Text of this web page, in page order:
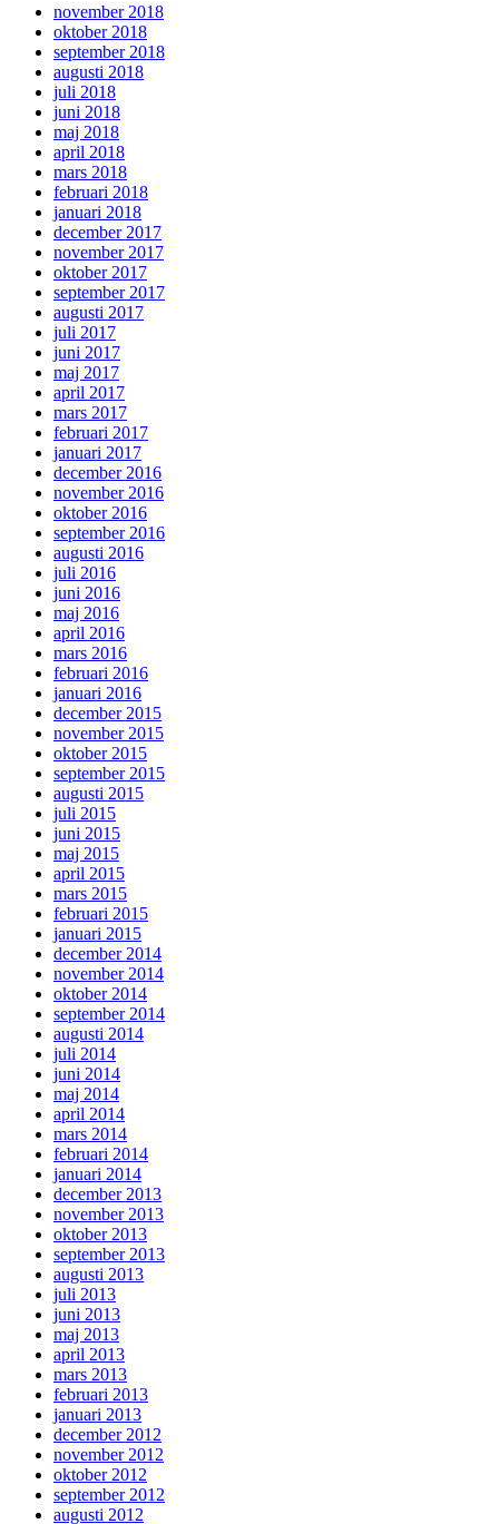
november 2018
oktober 2018
september 2018
augusti 2018
juli 2018
juni 2018
maj 2018
april 2018
mars 2018
februari 2018
januari 2018
december 2017
november 2017
oktober 2017
september 2017
augusti 2017
juli 2017
juni 2017
maj 2017
april 2017
mars 2017
februari 2017
januari 2017
december 2016
november 2016
oktober 2016
september 2016
augusti 2016
juli 2016
juni 2016
maj 2016
april 2016
mars 2016
februari 2016
januari 2016
december 2015
november 2015
oktober 2015
september 2015
augusti 2015
juli 2015
juni 2015
maj 2015
april 2015
mars 2015
februari 2015
januari 2015
december 2014
november 2014
oktober 2014
september 2014
augusti 2014
juli 2014
juni 2014
maj 2014
april 2014
mars 2014
februari 2014
januari 2014
december 2013
november 2013
oktober 2013
september 2013
augusti 2013
juli 2013
juni 2013
maj 2013
april 2013
mars 2013
februari 2013
januari 2013
december 2012
november 2012
oktober 2012
september 2012
augusti 2012